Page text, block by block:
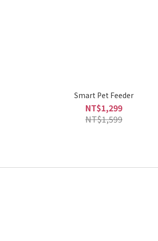
Smart Pet Feeder
NT$1,299
NT$1,599